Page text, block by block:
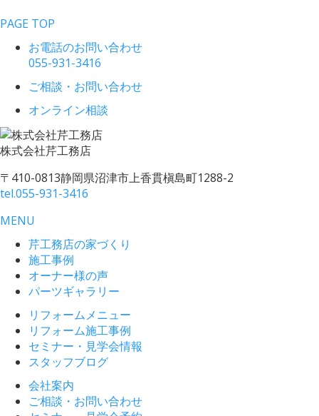
PAGE TOP
お電話のお問い合わせ
055-931-3416
ご相談・お問い合わせ
オンライン相談
株式会社芹工務店
〒410-0813静岡県沼津市上香貫槇島町1288-2
tel.055-931-3416
MENU
芹工務店の家づくり
施工事例
オーナー様の声
パーツギャラリー
リフォームメニュー
リフォーム施工事例
セミナー・見学会情報
スタッフブログ
会社案内
ご相談・お問い合わせ